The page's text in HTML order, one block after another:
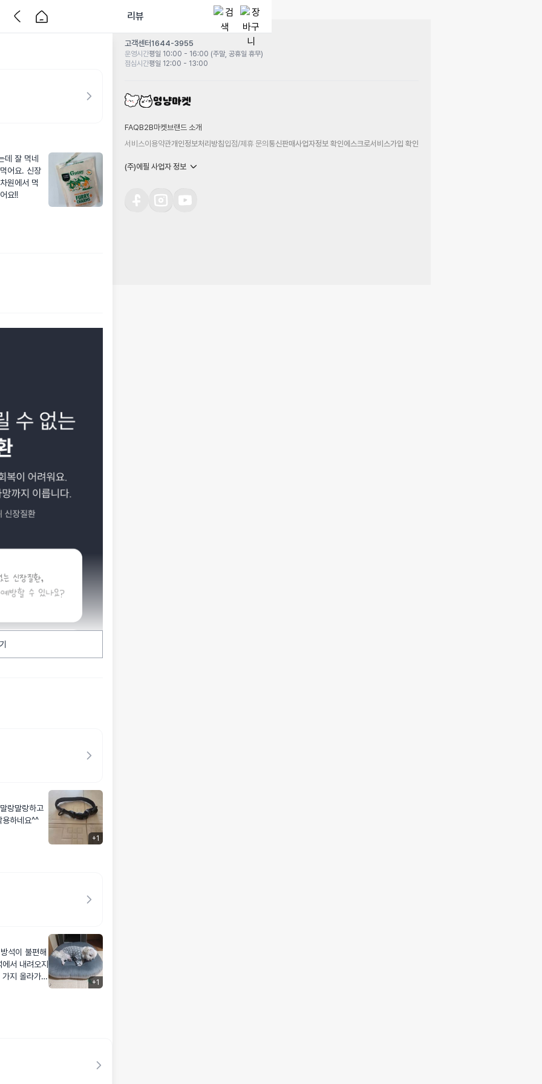
리뷰
데 잘 먹네
어요. 신장
원에서 먹
요!!
랑말랑하고
용하네요^^
+1
석이 불편해
서 내려오지
지 올라가는
+1
고객센터1644-3955
운영시간평일 10:00 - 16:00 (주말, 공휴일 휴무)
점심시간평일 12:00 - 13:00
FAQB2B마켓 브랜드 소개
서비스이용약관개인정보처리방침입점/제휴 문의통신판매사업자정보 확인에스크로서비스가입 확인
(주)에필 사업자 정보